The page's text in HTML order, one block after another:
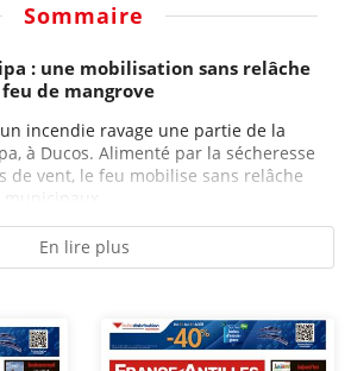
Sommaire
: une mobilisation sans relâche
de mangrove
incendie ravage une partie de la
à Ducos. Alimenté par la sécheresse
de vent, le feu mobilise sans relâche
En lire plus